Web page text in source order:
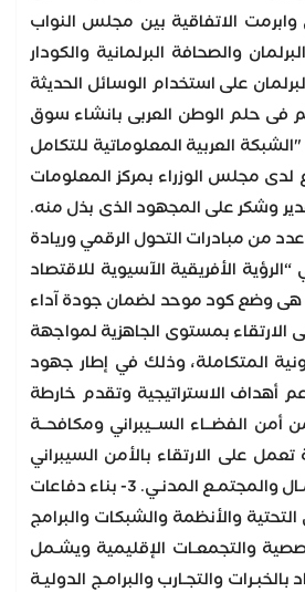
الاتفاقية بين مجلس النواب
والصحافة البرلمانية والكودار
على استخدام الوسائل الحديثة
فى حلم الوطن العربى بانشاء سوق
العربية المعلوماتية للتكامل
مجلس الوزراء بمركز المعلومات
ومنح شهادة تقدير وشكر على المجهود الذى بذل منه.
من مبادرات التحول الرقمي وريادة
الأفريقية الآسيوية للاقتصاد
هى وضع كود موحد لضمان جودة آداء
الارتقاء بمستوى الجاهزية لمواجهة
المتكاملة، وذلك في إطار جهود
أهداف الاستراتيجية وتقدم خارطة
التالي: 1- إطار تشريعي متكامل يعزيز من أمن الفضــاء الســيبراني ومكافحــة
المعلومــات. 2- الحوكمة وتعزيز الشراكة الوطنية تعمل على الارتقاء بالأمن السيبراني
وتقليل من المخاطر ويعزز الثقة فيه ويعمل على خلق شراكة وطنية بيـن الأجهـزة الحكوميـة والقطـاع الخـاص ومؤسسـات الأعمـال والمجتمـع المدنـي. 3- بناء دفاعات
والأنظمة والشبكات والبرامج
التخصصية والتجمعـات الإقليمية ويشـمل
والتجـارب والبرامـج الدوليـة